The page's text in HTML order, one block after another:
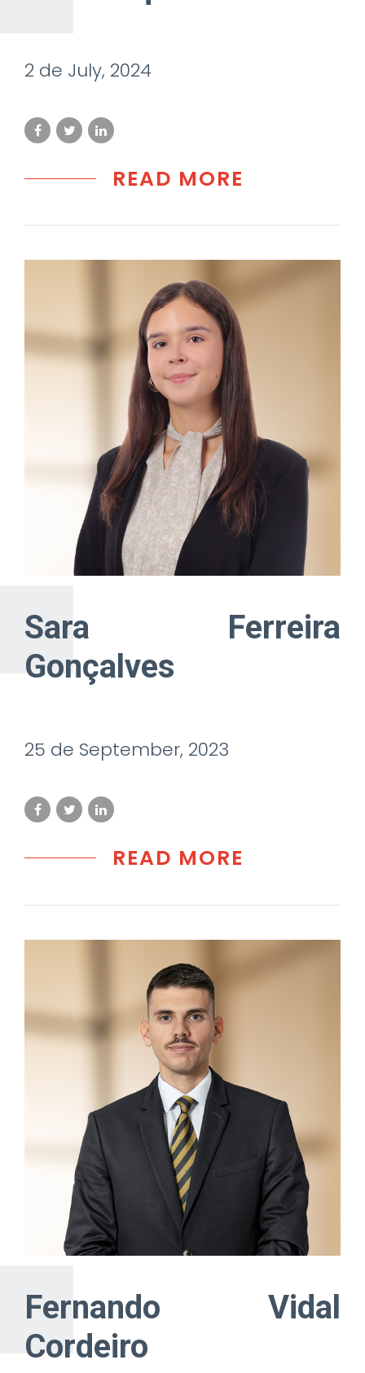
2 de July, 2024
READ MORE
Sara Ferreira
Gonçalves
25 de September, 2023
READ MORE
Fernando Vidal
Cordeiro